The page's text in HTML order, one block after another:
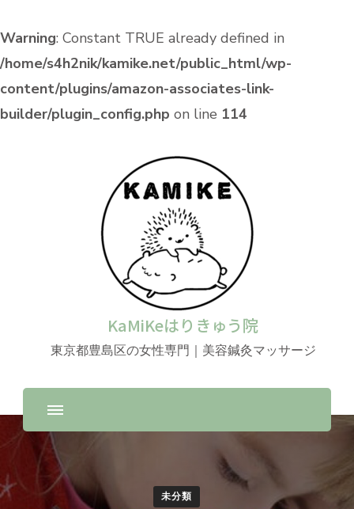
Warning: Constant TRUE already defined in
/home/s4h2nik/kamike.net/public_html/wp-
content/plugins/amazon-associates-link-
builder/plugin_config.php on line 114
KaMiKeはりきゅう院
東京都豊島区の女性専門｜美容鍼灸マッサージ
未分類